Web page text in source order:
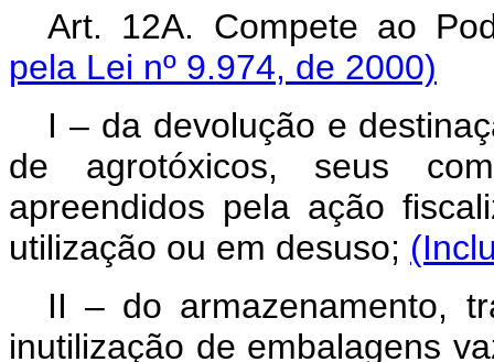
Art. 12A. Compete ao
pela Lei nº 9.974, de 2000)
I – da devolução e
de agrotóxicos, seus
apreendidos pela ação
utilização ou em desuso;
II – do armazenamento,
inutilização de embalagens